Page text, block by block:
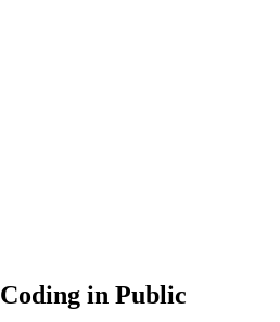
Coding in Public